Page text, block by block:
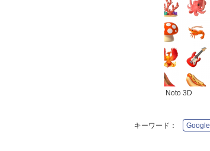
Noto 3D
キーワード： Google